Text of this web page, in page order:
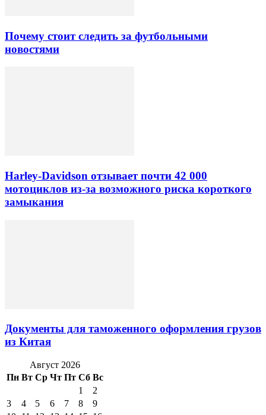
Почему стоит следить за футбольными
новостями
Harley-Davidson отзывает почти 42 000
мотоциклов из-за возможного риска короткого
замыкания
Документы для таможенного оформления грузов
из Китая
Август 2026
Пн Вт Ср Чт Пт Сб Вс
1
2
3
4 5 6 7 8
9